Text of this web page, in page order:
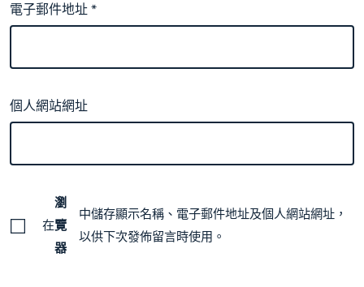
電子郵件地址*
個人網站網址
在
瀏
覽
器
中儲存顯示名稱、電子郵件地址及個人網站網址，
以供下次發佈留言時使用。